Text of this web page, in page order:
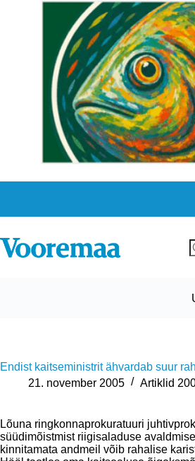
Endist kaitseministrit ähvardab suur
21. november 2005
Artiklid
Lõuna ringkonnaprokuratuuri
süüdimõistmist riigisaladuse
kinnitamata andmeil võib rahalise